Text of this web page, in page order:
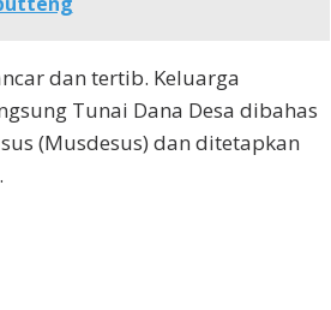
dan tertib. Keluarga
Tunai Dana Desa dibahas
(Musdesus) dan ditetapkan